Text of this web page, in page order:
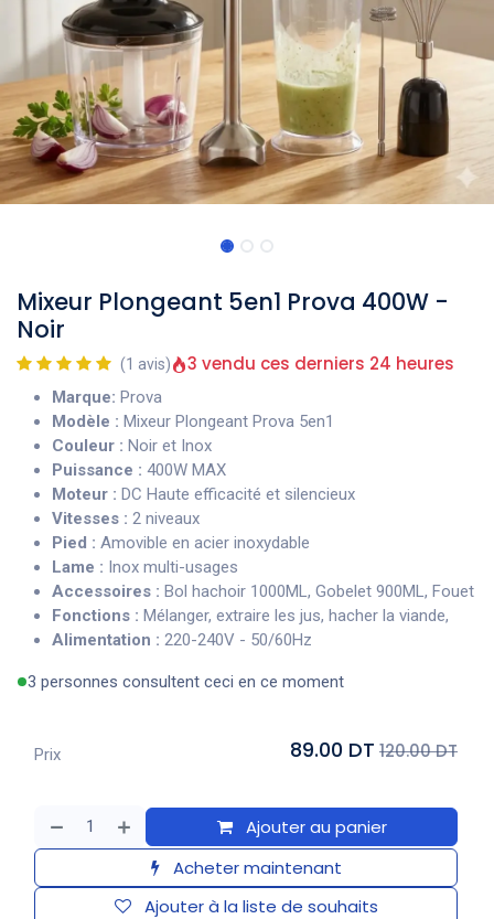
Mixeur Plongeant 5en1 Prova 400W -
Noir
(1 avis) 3 vendu ces derniers 24 heures
Marque: Prova
Modèle : Mixeur Plongeant Prova 5en1
Couleur : Noir et Inox
Puissance : 400W MAX
Moteur : DC Haute efficacité et silencieux
Vitesses : 2 niveaux
Pied : Amovible en acier inoxydable
Lame : Inox multi-usages
Accessoires : Bol hachoir 1000ML, Gobelet 900ML, Fouet
Fonctions : Mélanger, extraire les jus, hacher la viande,
Alimentation : 220-240V - 50/60Hz
3 personnes consultent ceci en ce moment
Ajouter au panier
Acheter maintenant
Ajouter à la liste de souhaits
Prix 89.00 DT 120.00 DT